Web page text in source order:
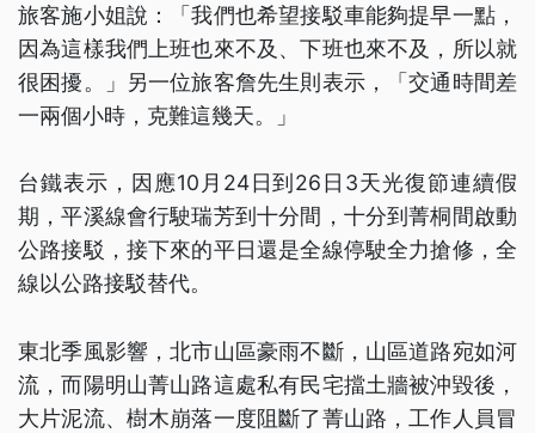
旅客施小姐說：「我們也希望接駁車能夠提早一點，
因為這樣我們上班也來不及、下班也來不及，所以就
很困擾。」另一位旅客詹先生則表示，「交通時間差
一兩個小時，克難這幾天。」
台鐵表示，因應10月24日到26日3天光復節連續假
期，平溪線會行駛瑞芳到十分間，十分到菁桐間啟動
公路接駁，接下來的平日還是全線停駛全力搶修，全
線以公路接駁替代。
東北季風影響，北市山區豪雨不斷，山區道路宛如河
流，而陽明山菁山路這處私有民宅擋土牆被沖毀後，
大片泥流、樹木崩落一度阻斷了菁山路，工作人員冒